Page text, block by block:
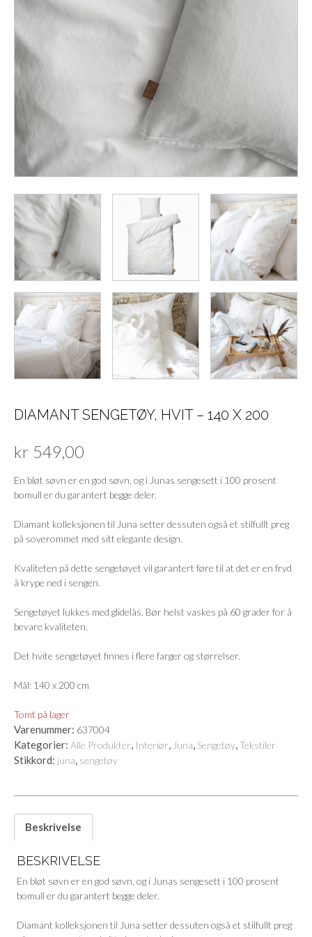
DIAMANT SENGETØY, HVIT – 140 X 200
kr 549,00
En bløt søvn er en god søvn, og i Junas sengesett i 100 prosent
bomull er du garantert begge deler.
Diamant kolleksjonen til Juna setter dessuten også et stilfullt preg
på soverommet med sitt elegante design.
Kvaliteten på dette sengetøyet vil garantert føre til at det er en fryd
å krype ned i sengen.
Sengetøyet lukkes med glidelås. Bør helst vaskes på 60 grader for å
bevare kvaliteten.
Det hvite sengetøyet finnes i flere farger og størrelser.
Mål: 140 x 200 cm
Tomt på lager
Varenummer: 637004
Kategorier: Alle Produkter, Interiør, Juna, Sengetøy,Tekstiler
Stikkord: juna, sengetøy
Beskrivelse
BESKRIVELSE
En bløt søvn er en god søvn, og i Junas sengesett i 100 prosent
bomull er du garantert begge deler.
Diamant kolleksjonen til Juna setter dessuten også et stilfullt preg